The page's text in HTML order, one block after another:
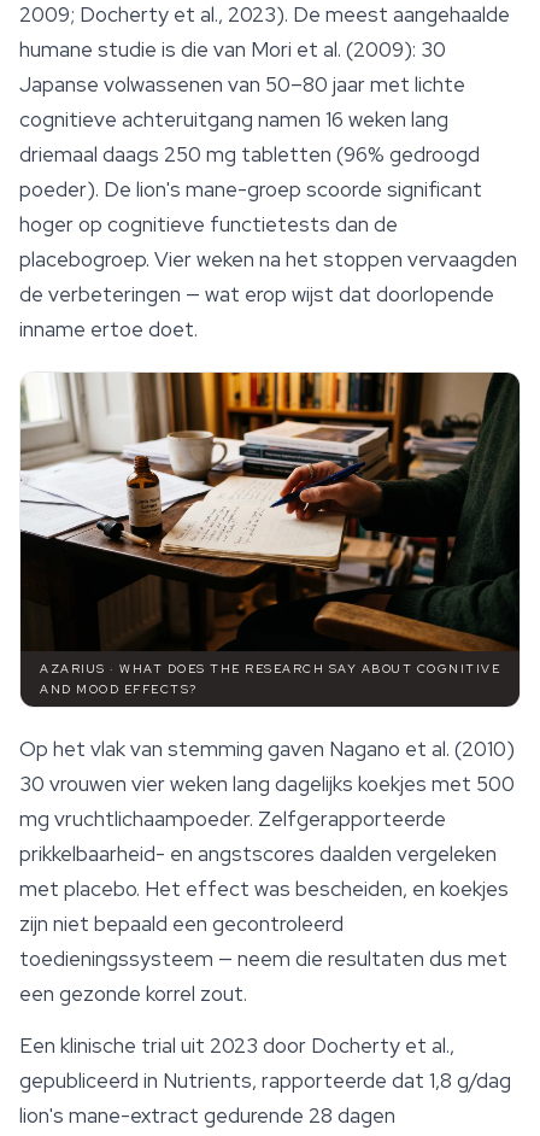
2009; Docherty et al., 2023). De meest aangehaalde
humane studie is die van Mori et al. (2009): 30
Japanse volwassenen van 50–80 jaar met lichte
cognitieve achteruitgang namen 16 weken lang
driemaal daags 250 mg tabletten (96% gedroogd
poeder). De lion's mane-groep scoorde significant
hoger op cognitieve functietests dan de
placebogroep. Vier weken na het stoppen vervaagden
de verbeteringen — wat erop wijst dat doorlopende
inname ertoe doet.
AZARIUS · WHAT DOES THE RESEARCH SAY ABOUT COGNITIVE
AND MOOD EFFECTS?
Op het vlak van stemming gaven Nagano et al. (2010)
30 vrouwen vier weken lang dagelijks koekjes met 500
mg vruchtlichaampoeder. Zelfgerapporteerde
prikkelbaarheid- en angstscores daalden vergeleken
met placebo. Het effect was bescheiden, en koekjes
zijn niet bepaald een gecontroleerd
toedieningssysteem — neem die resultaten dus met
een gezonde korrel zout.
Een klinische trial uit 2023 door Docherty et al.,
gepubliceerd in Nutrients, rapporteerde dat 1,8 g/dag
lion's mane-extract gedurende 28 dagen